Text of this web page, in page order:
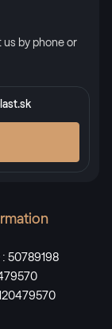
us by phone or
50789198